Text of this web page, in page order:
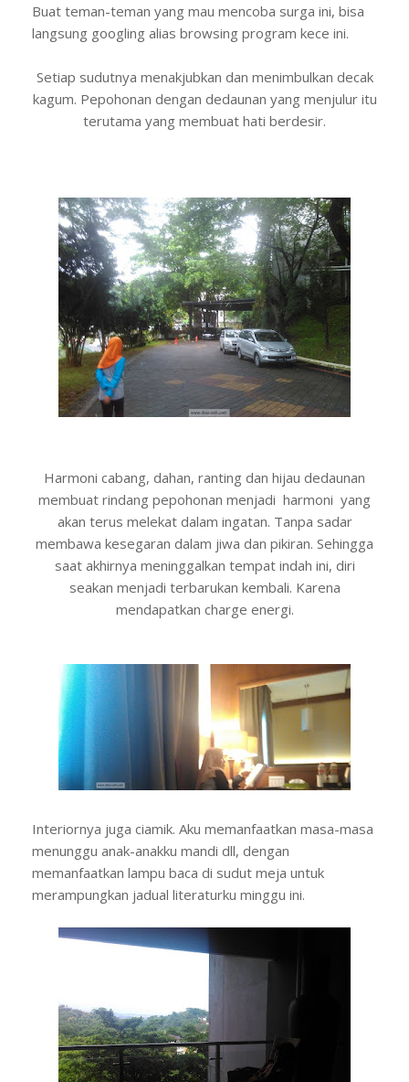
Buat teman-teman yang mau mencoba surga ini, bisa
langsung googling alias browsing program kece ini.
Setiap sudutnya menakjubkan dan menimbulkan decak
kagum. Pepohonan dengan dedaunan yang menjulur itu
terutama yang membuat hati berdesir.
Harmoni cabang, dahan, ranting dan hijau dedaunan
membuat rindang pepohonan menjadi harmoni yang
akan terus melekat dalam ingatan. Tanpa sadar
membawa kesegaran dalam jiwa dan pikiran. Sehingga
saat akhirnya meninggalkan tempat indah ini, diri
seakan menjadi terbarukan kembali. Karena
mendapatkan charge energi.
Interiornya juga ciamik. Aku memanfaatkan masa-masa
menunggu anak-anakku mandi dll, dengan
memanfaatkan lampu baca di sudut meja untuk
merampungkan jadual literaturku minggu ini.